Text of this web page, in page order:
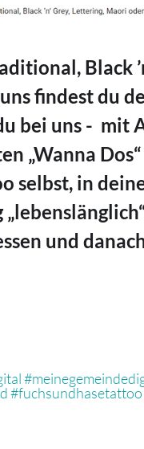
Black
findest du
bei uns -  mit
„Wanna
selbst, in
und
#fuchsundhasetattoo